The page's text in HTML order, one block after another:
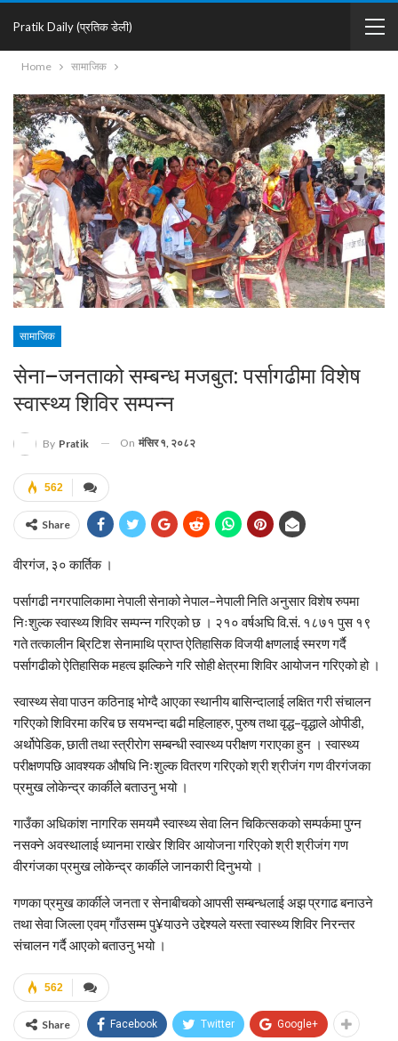
Pratik Daily (प्रतिक डेली)
Home सामाजिक
सामाजिक
सेना–जनताको सम्बन्ध मजबुत: पर्सागढीमा विशेष
स्वास्थ्य शिविर सम्पन्न
By Pratik On मंसिर १, २०८२
562
Share
वीरगंज, ३० कार्तिक ।
पर्सागढी नगरपालिकामा नेपाली सेनाको नेपाल–नेपाली निति अनुसार विशेष रुपमा
निःशुल्क स्वास्थ्य शिविर सम्पन्न गरिएको छ । २१० वर्षअघि वि.सं. १८७१ पुस १९
गते तत्कालीन ब्रिटिश सेनामाथि प्राप्त ऐतिहासिक विजयी क्षणलाई स्मरण गर्दै
पर्सागढीको ऐतिहासिक महत्व झल्किने गरि सोही क्षेत्रमा शिविर आयोजन गरिएको हो ।
स्वास्थ्य सेवा पाउन कठिनाइ भोग्दै आएका स्थानीय बासिन्दालाई लक्षित गरी संचालन
गरिएको शिविरमा करिब छ सयभन्दा बढी महिलाहरु, पुरुष तथा वृद्ध–वृद्धाले ओपीडी,
अर्थोपेडिक, छाती तथा स्त्रीरोग सम्बन्धी स्वास्थ्य परीक्षण गराएका हुन । स्वास्थ्य
परीक्षणपछि आवश्यक औषधि निःशुल्क वितरण गरिएको श्री श्रीजंग गण वीरगंजका
प्रमुख लोकेन्द्र कार्कीले बताउनु भयो ।
गाउँका अधिकांश नागरिक समयमै स्वास्थ्य सेवा लिन चिकित्सकको सम्पर्कमा पुग्न
नसक्ने अवस्थालाई ध्यानमा राखेर शिविर आयोजना गरिएको श्री श्रीजंग गण
वीरगंजका प्रमुख लोकेन्द्र कार्कीले जानकारी दिनुभयो ।
गणका प्रमुख कार्कीले जनता र सेनाबीचको आपसी सम्बन्धलाई अझ प्रगाढ बनाउने
तथा सेवा जिल्ला एवम् गाँउसम्म पु¥याउने उद्देश्यले यस्ता स्वास्थ्य शिविर निरन्तर
संचालन गर्दै आएको बताउनु भयो ।
562
Share Facebook Twitter Google+